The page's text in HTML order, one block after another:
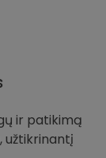
ir patikimą
užtikrinantį